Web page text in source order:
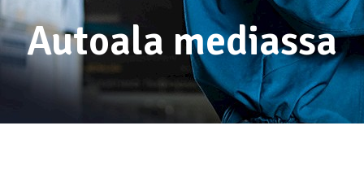
Autoala mediassa